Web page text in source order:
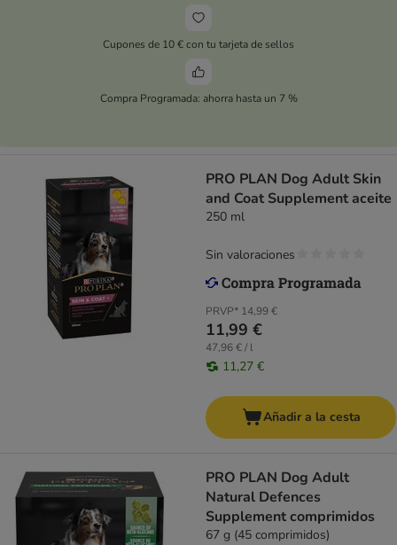
Cupones de 10 € con tu tarjeta de sellos
Compra Programada: ahorra hasta un 7 %
PRO PLAN Dog Adult Skin
and Coat Supplement aceite
250 ml
PRVP* 14,99 €
11,99 €
47,96 € / l
11,27 €
Sin valoraciones
Añadir a la cesta
PRO PLAN Dog Adult
Natural Defences
Supplement comprimidos
67 g (45 comprimidos)